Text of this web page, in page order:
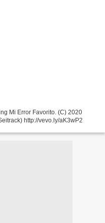
Mi Error Favorito. (C) 2020
http://vevo.ly/aK3wP2